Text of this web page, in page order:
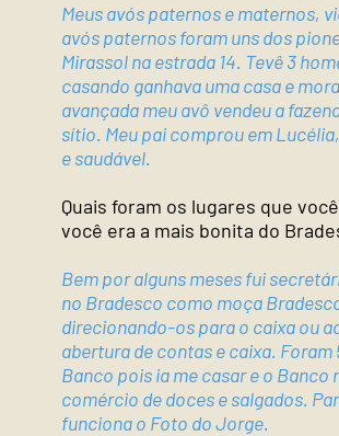
Meus avós paternos e maternos,
avós paternos foram uns dos
Mirassol na estrada 14. Tevê 3
casando ganhava uma casa e
avançada meu avô vendeu a
sítio. Meu pai comprou em
e saudável.
Quais foram os lugares que
você era a mais bonita do
Bem por alguns meses fui
no Bradesco como moça
direcionando-os para o caixa ou
abertura de contas e caixa.
Banco pois ia me casar e o
comércio de doces e salgados.
funciona o Foto do Jorge.